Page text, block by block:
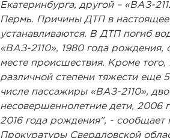
Екатеринбурга, другой – «ВАЗ-
Пермь. Причины ДТП в настоящее
устанавливаются. В ДТП погиб
«ВАЗ-2110», 1980 года рождения,
месте происшествия. Кроме
различной степени тяжести еще
числе пассажиры «ВАЗ-2110»,
несовершеннолетние дети, 2006
2016 года рождения", - сообщает
Прокуратуры Свердловской